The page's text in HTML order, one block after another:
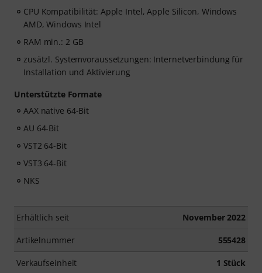
CPU Kompatibilität: Apple Intel, Apple Silicon, Windows
AMD, Windows Intel
RAM min.: 2 GB
zusätzl. Systemvoraussetzungen: Internetverbindung für
Installation und Aktivierung
Unterstützte Formate
AAX native 64-Bit
AU 64-Bit
VST2 64-Bit
VST3 64-Bit
NKS
Erhältlich seit November 2022
Artikelnummer 555428
Verkaufseinheit 1 Stück